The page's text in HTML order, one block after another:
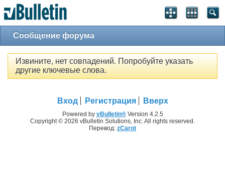
Сообщение форума
Извините, нет совпадений. Попробуйте указать
другие ключевые слова.
Вход Регистрация Вверх
Powered by vBulletin®Version 4.2.5
Copyright © 2026 vBulletin Solutions, Inc. All rights reserved.
Перевод: zCarot